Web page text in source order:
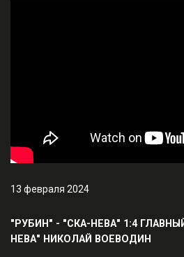
13 февраля 2024
"РУБИН" - "СКА-НЕВА" 1:4
НЕВА" НИКОЛАЙ ВОЕВОДИН